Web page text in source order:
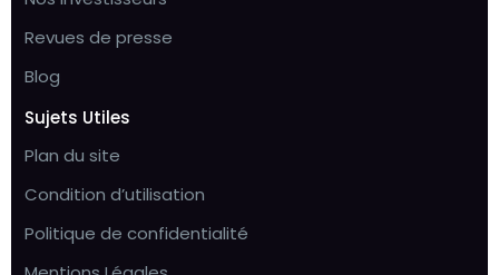
Revues de presse
Blog
Sujets Utiles
Plan du site
Condition d’utilisation
Politique de confidentialité